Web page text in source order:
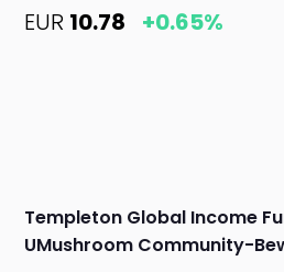
EUR 10.78 +0.65%
Templeton Global Income
UMushroom Community-